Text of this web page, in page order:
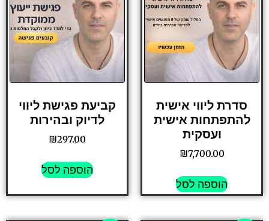
סדרת ליווי אישית
להתפתחות אישית
ועסקית
₪7,700.00
הוספה לסל
קביעת פגישת ליווי
לדיוק ובהירות
₪297.00
הוספה לסל